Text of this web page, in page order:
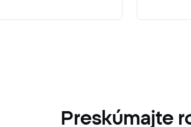
Preskúmajte